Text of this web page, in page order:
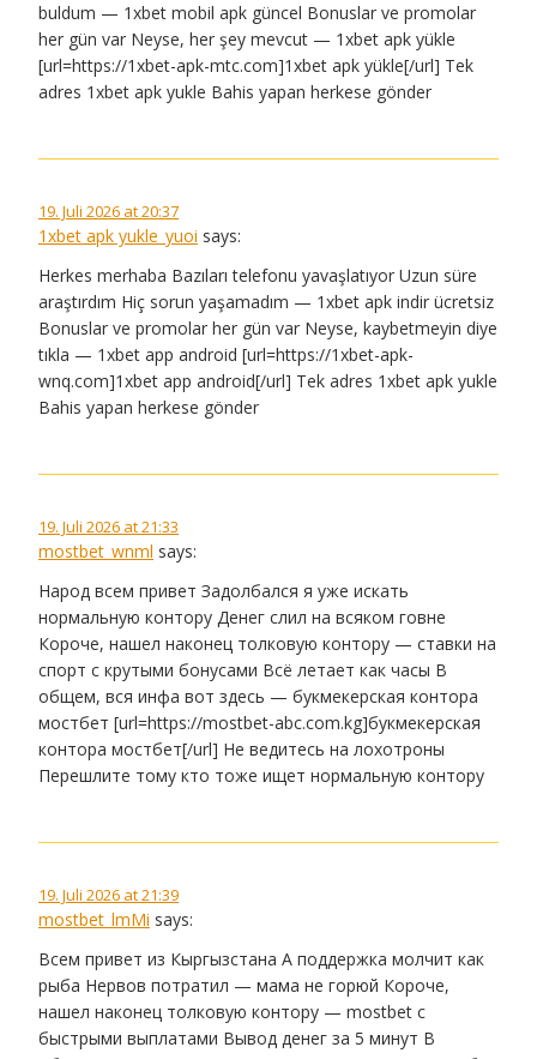
buldum — 1xbet mobil apk güncel Bonuslar ve promolar
her gün var Neyse, her şey mevcut — 1xbet apk yükle
[url=https://1xbet-apk-mtc.com]1xbet apk yükle[/url] Tek
adres 1xbet apk yukle Bahis yapan herkese gönder
19. Juli 2026 at 20:37
1xbet apk yukle_yuoi says:
Herkes merhaba Bazıları telefonu yavaşlatıyor Uzun süre
araştırdım Hiç sorun yaşamadım — 1xbet apk indir ücretsiz
Bonuslar ve promolar her gün var Neyse, kaybetmeyin diye
tıkla — 1xbet app android [url=https://1xbet-apk-
wnq.com]1xbet app android[/url] Tek adres 1xbet apk yukle
Bahis yapan herkese gönder
19. Juli 2026 at 21:33
mostbet_wnml says:
Народ всем привет Задолбался я уже искать
нормальную контору Денег слил на всяком говне
Короче, нашел наконец толковую контору — ставки на
спорт с крутыми бонусами Всё летает как часы В
общем, вся инфа вот здесь — букмекерская контора
мостбет [url=https://mostbet-abc.com.kg]букмекерская
контора мостбет[/url] Не ведитесь на лохотроны
Перешлите тому кто тоже ищет нормальную контору
19. Juli 2026 at 21:39
mostbet_lmMi says:
Всем привет из Кыргызстана А поддержка молчит как
рыба Нервов потратил — мама не горюй Короче,
нашел наконец толковую контору — mostbet с
быстрыми выплатами Вывод денег за 5 минут В